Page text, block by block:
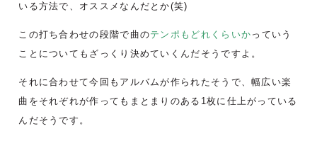
いる方法で、オススメなんだとか(笑)
この打ち合わせの段階で曲のテンポもどれくらいか っていう
ことについてもざっくり決めていくんだそうですよ。
それに合わせて今回もアルバムが作られたそうで、幅広い楽
曲をそれぞれが作ってもまとまりのある1枚に仕上がっている
んだそうです。